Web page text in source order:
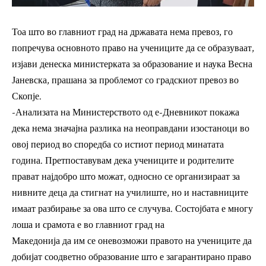
Тоа што во главниот град на државата нема превоз, го
попречува основното право на учениците да се образуваат,
изјави денеска министерката за образование и наука Весна
Јаневска, прашана за проблемот со градскиот превоз во
Скопје.
-Анализата на Министерството од е-Дневникот покажа
дека нема значајна разлика на неоправдани изостаноци во
овој период во споредба со истиот период минатата
година. Претпоставувам дека учениците и родителите
прават најдобро што можат, односно се организираат за
нивните деца да стигнат на училиште, но и наставниците
имаат разбирање за ова што се случува. Состојбата е многу
лоша и срамота е во главниот град на
Македонија да им се оневозможи правото на учениците да
добијат соодветно образование што е загарантирано право